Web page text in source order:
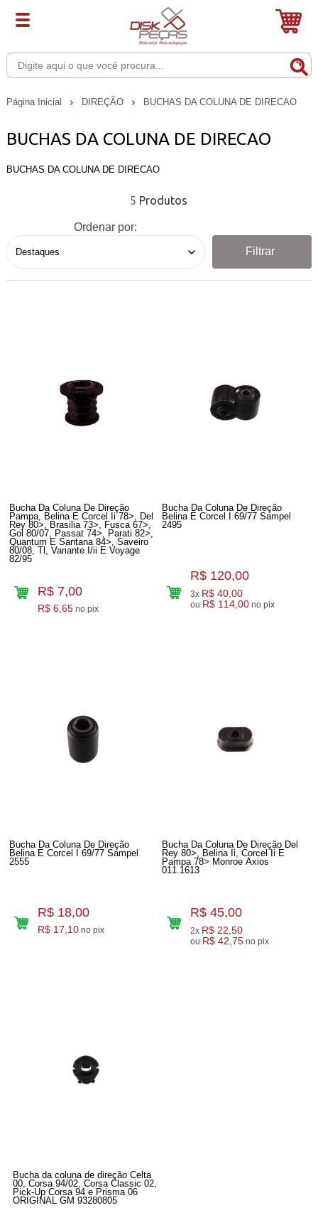
Página Inicial DIREÇÃO BUCHAS DA COLUNA DE DIRECAO
BUCHAS DA COLUNA DE DIRECAO
BUCHAS DA COLUNA DE DIRECAO
5
Ordenar por:
Filtrar
Bucha Da Coluna De Direção
Pampa, Belina E Corcel Ii 78>, Del
Rey 80>, Brasilia 73>, Fusca 67>,
Gol 80/07, Passat 74>, Parati 82>,
Quantum E Santana 84>, Saveiro
80/08, Tl, Variante I/ii E Voyage
82/95
R$ 7,00
R$ 6,65 no pix
Bucha Da Coluna De Direção
Belina E Corcel I 69/77 Sampel
2495
R$ 120,00
3x R$ 40,00
ou R$ 114,00 no pix
Bucha Da Coluna De Direção
Belina E Corcel I 69/77 Sampel
2555
R$ 18,00
R$ 17,10 no pix
Bucha Da Coluna De Direção Del
Rey 80>, Belina Ii, Corcel Ii E
Pampa 78> Monroe Axios
011.1613
R$ 45,00
2x R$ 22,50
ou R$ 42,75 no pix
Bucha da coluna de direção Celta
00, Corsa 94/02, Corsa Classic 02,
Pick-Up Corsa 94 e Prisma 06
ORIGINAL GM 93280805